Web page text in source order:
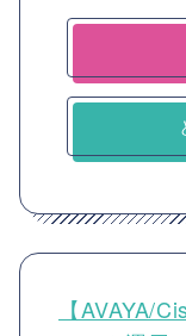
【AVAYA/